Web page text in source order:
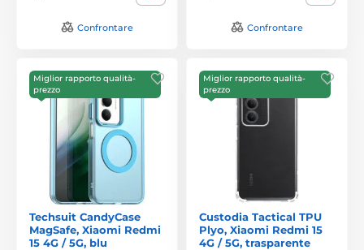
Confrontare Confrontare
Miglior rapporto qualità-
prezzo
Techsuit CandyCase
MagSafe, Xiaomi Redmi
15 4G / 5G, blu
Miglior rapporto qualità-
prezzo
Custodia Tactical TPU
Plyo, Xiaomi Redmi 15
4G / 5G, trasparente